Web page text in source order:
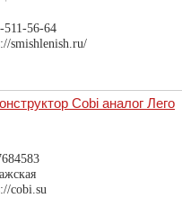
511-56-64
smishlenish.ru/
Cobi аналог Лего
cobi.su